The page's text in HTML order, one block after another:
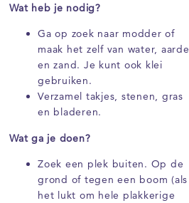
Wat heb je nodig?
Ga op zoek naar modder of
maak het zelf van water, aarde
en zand. Je kunt ook klei
gebruiken.
Verzamel takjes, stenen, gras
en bladeren.
Wat ga je doen?
Zoek een plek buiten. Op de
grond of tegen een boom (als
het lukt om hele plakkerige